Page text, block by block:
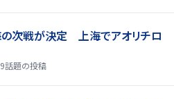
の次戦が決定 上海でアオリチロ
話題の投稿